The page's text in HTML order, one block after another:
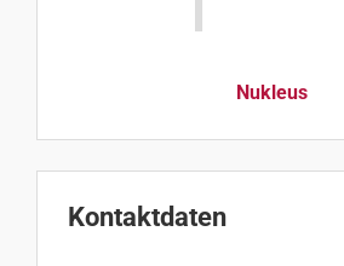
Nukleus
Kontaktdaten